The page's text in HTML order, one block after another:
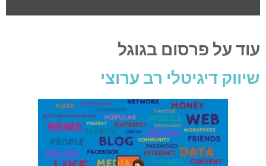
עוד על פרסום בגוגל
שיווק דיגיטלי רב ערוצי